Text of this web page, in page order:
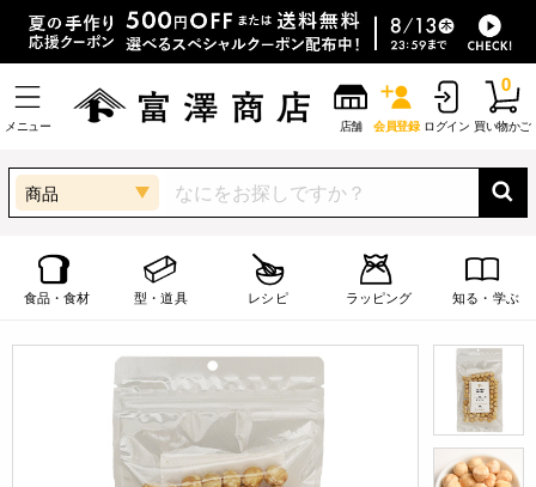
メニュー 店舗 会員登録 ログイン 買い物かご
0
商品
食品・食材 型・道具 レシピ ラッピング 知る・学ぶ